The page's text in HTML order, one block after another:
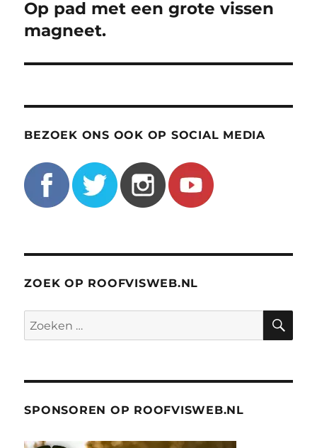
Volgend
bericht:
Op pad met een grote vissen
magneet.
BEZOEK ONS OOK OP SOCIAL MEDIA
ZOEK OP ROOFVISWEB.NL
Zoeken
naar:
SPONSOREN OP ROOFVISWEB.NL